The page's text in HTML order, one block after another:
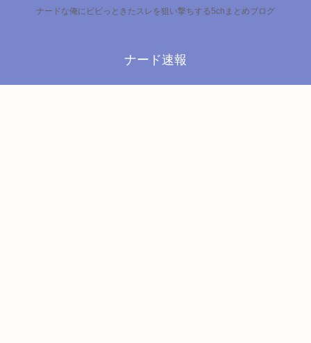
ナードな俺にビビっときたスレを狙い撃ちする5chまとめブログ
ナード速報